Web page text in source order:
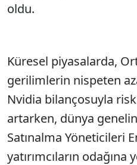
oldu.
Küresel piyasalarda,
gerilimlerin nispeten
Nvidia bilançosuyla
artarken, dünya
Satınalma Yöneticileri
yatırımcıların odağına